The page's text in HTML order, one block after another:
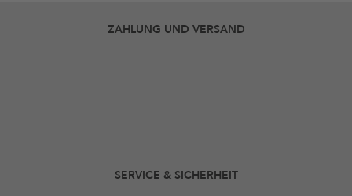
ZAHLUNG UND VERSAND
SERVICE & SICHERHEIT